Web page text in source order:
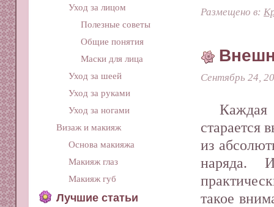
Размещено в:
Сентябрь 24,
старается
из
наряда.
такое
Уход за лицом
Полезные советы
Общие понятия
Маски для лица
Уход за шеей
Уход за руками
Уход за ногами
Визаж и макияж
Основа макияжа
Макияж глаз
Макияж губ
Лучшие статьи